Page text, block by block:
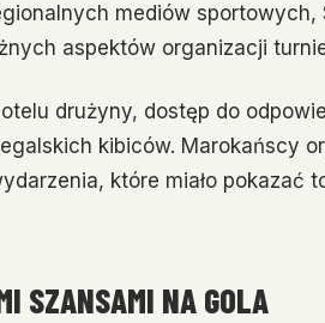
mediów sportowych,
aspektów organizacji
drużyny, dostęp do
kibiców. Marokańscy
które miało pokazać
SZANSAMI NA GOLA